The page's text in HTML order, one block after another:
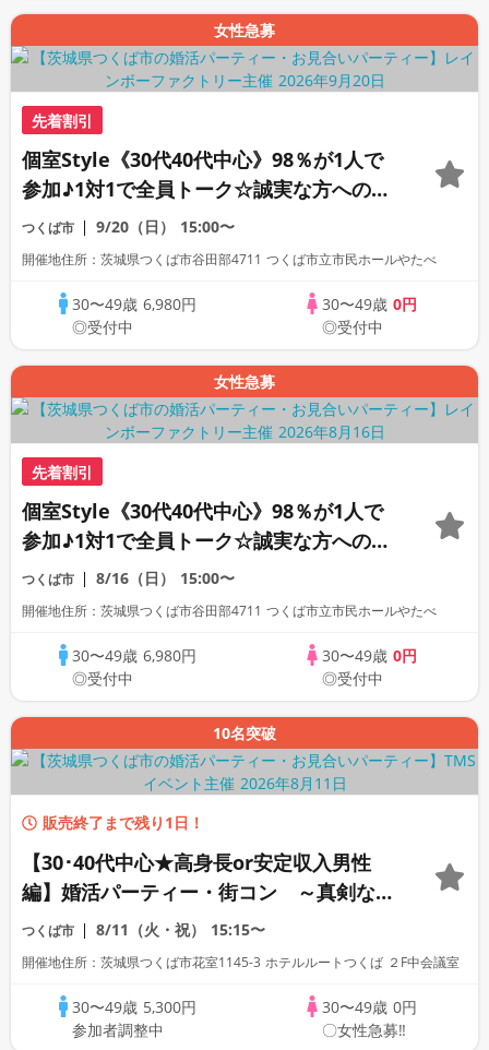
女性急募
先着割引
個室Style《30代40代中心》98％が1人で
参加♪1対1で全員トーク☆誠実な方への婚
活パーティー
つくば市 9/20（日） 15:00〜
開催地住所：茨城県つくば市谷田部4711 つくば市立市民ホールやたべ
30〜49歳 6,980円
◎受付中
30〜49歳 0円
◎受付中
女性急募
先着割引
個室Style《30代40代中心》98％が1人で
参加♪1対1で全員トーク☆誠実な方への婚
活パーティー
つくば市 8/16（日） 15:00〜
開催地住所：茨城県つくば市谷田部4711 つくば市立市民ホールやたべ
30〜49歳 6,980円
◎受付中
30〜49歳 0円
◎受付中
10名突破
販売終了まで残り1日！
【30･40代中心★高身長or安定収入男性
編】婚活パーティー・街コン ～真剣な出
会い～
つくば市 8/11（火・祝） 15:15〜
開催地住所：茨城県つくば市花室1145-3 ホテルルートつくば ２F中会議室
30〜49歳 5,300円
参加者調整中
30〜49歳 0円
〇女性急募‼